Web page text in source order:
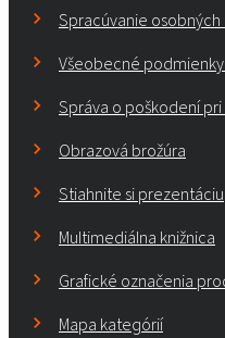
Spracúvanie
Všeobecné
Správa o poškodení
Obrazová brožúra
Stiahnite si prezentáciu
Multimediálna knižnica
Grafické označenia
Mapa kategórií